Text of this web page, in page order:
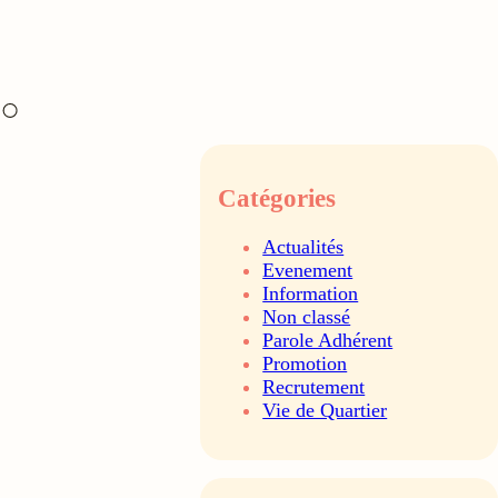
Catégories
Actualités
Evenement
Information
Non classé
Parole Adhérent
Promotion
Recrutement
Vie de Quartier